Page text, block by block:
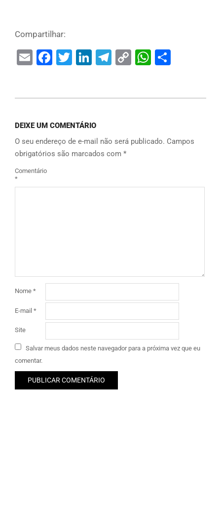
Compartilhar:
EmailFacebook
Twitter
LinkedIn
Telegram
Copy
DEIXE UM COMENTÁRIO
O seu endereço de e-mail não será publicado. Campos
obrigatórios são marcados com *
Comentário
*
Nome *
E-mail *
Site
Salvar meus dados neste navegador para a próxima vez que eu
comentar.